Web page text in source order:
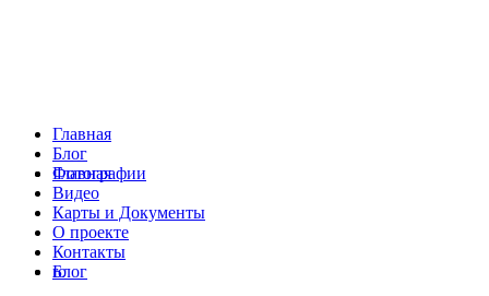
Главная
Блог
Главная
Блог
Фотографии
Видео
Карты и Документы
О проекте
Контакты
ro